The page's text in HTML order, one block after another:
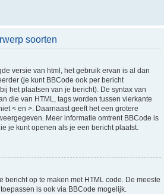
soorten
versie van html, het gebruik ervan is al dan
(je kunt BBCode ook per bericht
het plaatsen van je bericht). De syntax van
die van HTML, tags worden tussen vierkante
< en >. Daarnaast geeft het een grotere
Meer informatie omtrent BBCode is
je kunt openen als je een bericht plaatst.
bericht op te maken met HTML code. De meeste
is ook via BBCode mogelijk.